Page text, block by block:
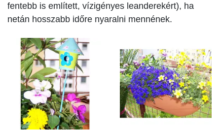
fentebb is említett, vízigényes leanderekért), ha
netán hosszabb időre nyaralni mennének.